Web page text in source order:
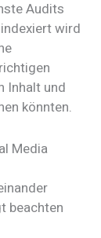
Audits
wird
Inhalt und
könnten.
Media
beachten